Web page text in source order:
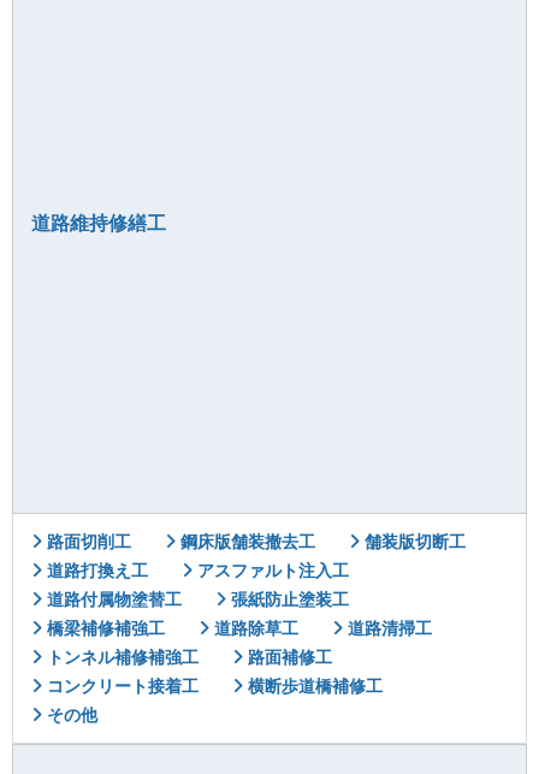
道路維持修繕工
路面切削工 鋼床版舗装撤去工
舗装版切断工
道路打換え工
アスファルト注入工
道路付属物塗替工
張紙防止塗装工
橋梁補修補強工
道路除草工
道路清掃工
トンネル補修補強工
路面補修工
コンクリート接着工
横断歩道橋補修工
その他